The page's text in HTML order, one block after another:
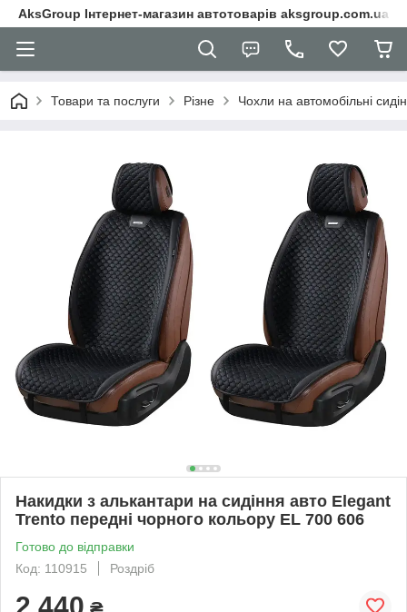
AksGroup Інтернет-магазин автотоварів aksgroup.com.ua
Товари та послуги Різне Чохли на автомобільні
Накидки з алькантари на сидіння авто Elegant
Trento передні чорного кольору EL 700 606
Готово до відправки
Код: 110915
Роздріб
2 440